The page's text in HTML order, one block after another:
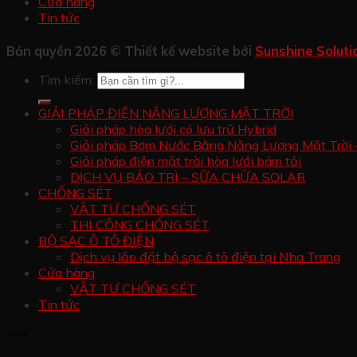
Tin tức
Bản quyền 2026 © Thiết kế website bởi Sunshine
Tìm kiếm:
GIẢI PHÁP ĐIỆN NĂNG LƯỢNG MẶT TRỜI
Giải pháp hòa lưới có lưu trữ Hybrid
Giải pháp Bơm Nước Bằng Năng Lượng Mặt Trời
Giải pháp điện mặt trời hòa lưới bám tải
DỊCH VỤ BẢO TRÌ – SỮA CHỮA SOLAR
CHỐNG SÉT
VẬT TƯ CHỐNG SÉT
THI CÔNG CHỐNG SÉT
BỘ SẠC Ô TÔ ĐIỆN
Dịch vụ lắp đặt bộ sạc ô tô điện tại Nha Trang
Cửa hàng
VẬT TƯ CHỐNG SÉT
Tin tức